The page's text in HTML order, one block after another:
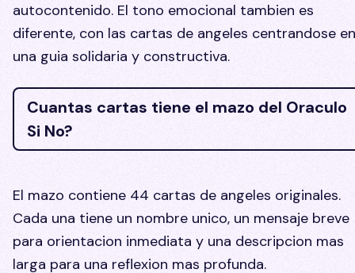
autocontenido. El tono emocional tambien es
diferente, con las cartas de angeles centrandose en
una guia solidaria y constructiva.
Cuantas cartas tiene el mazo del Oraculo
Si No?
El mazo contiene 44 cartas de angeles originales.
Cada una tiene un nombre unico, un mensaje breve
para orientacion inmediata y una descripcion mas
larga para una reflexion mas profunda.